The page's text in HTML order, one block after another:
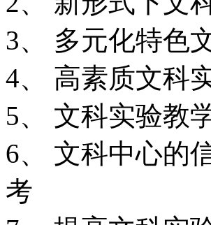
3、 多元化特色
4、 高素质文科
5、 文科实验教
6、 文科中心的
考